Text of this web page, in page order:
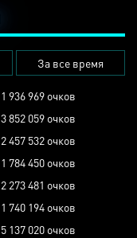
За все время
1 936 969 очков
3 852 059 очков
2 457 532 очков
1 784 450 очков
2 273 481 очков
1 740 194 очков
5 137 020 очков